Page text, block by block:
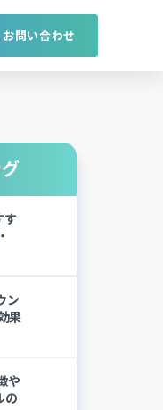
お問い合わせ
す
ン
果
や
の